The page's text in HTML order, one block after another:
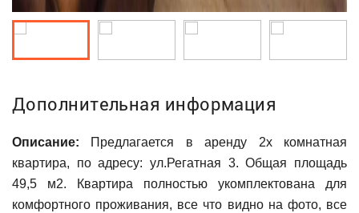
Дополнительная информация
Описание: Предлагается в аренду 2х комнатная
квартира, по адресу: ул.Регатная 3. Общая площадь
49,5 м2. Квартира полностью укомплектована для
комфортного проживания, все что видно на фото, все